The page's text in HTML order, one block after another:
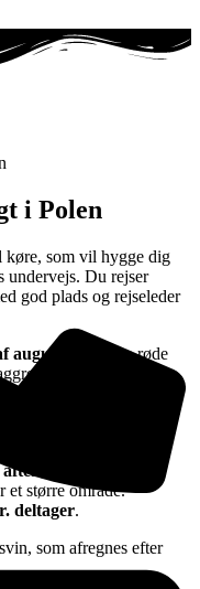
i Polen
køre, som vil hygge dig
undervejs. Du rejser
god plads og rejseleder
august
, hvor den røde
overfor
– og måske
af 90’erne, og mange
et større område.
deltager.
som afregnes efter